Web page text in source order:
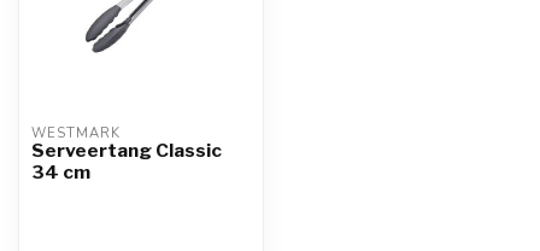
WESTMARK
Serveertang Classic
34 cm